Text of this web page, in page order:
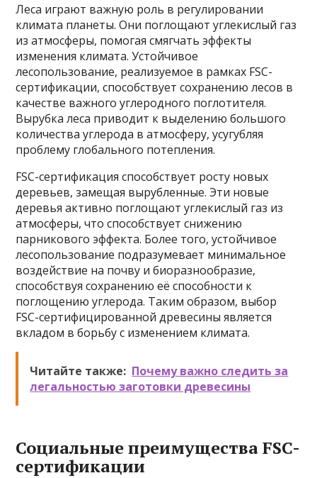
Леса играют важную роль в регулировании
климата планеты. Они поглощают углекислый газ
из атмосферы, помогая смягчать эффекты
изменения климата. Устойчивое
лесопользование, реализуемое в рамках FSC-
сертификации, способствует сохранению лесов в
качестве важного углеродного поглотителя.
Вырубка леса приводит к выделению большого
количества углерода в атмосферу, усугубляя
проблему глобального потепления.
FSC-сертификация способствует росту новых
деревьев, замещая вырубленные. Эти новые
деревья активно поглощают углекислый газ из
атмосферы, что способствует снижению
парникового эффекта. Более того, устойчивое
лесопользование подразумевает минимальное
воздействие на почву и биоразнообразие,
способствуя сохранению её способности к
поглощению углерода. Таким образом, выбор
FSC-сертифицированной древесины является
вкладом в борьбу с изменением климата.
Читайте также: Почему важно следить за
легальностью заготовки древесины
Социальные преимущества FSC-
сертификации